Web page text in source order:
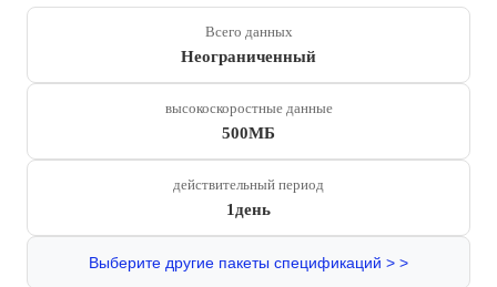
Всего данных
Неограниченный
высокоскоростные данные
500МБ
действительный период
1день
Выберите другие пакеты спецификаций > >